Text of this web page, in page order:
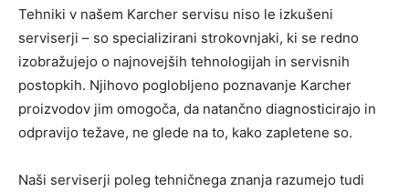
Tehniki v našem Karcher servisu niso le izkušeni
serviserji – so specializirani strokovnjaki, ki se redno
izobražujejo o najnovejših tehnologijah in servisnih
postopkih. Njihovo poglobljeno poznavanje Karcher
proizvodov jim omogoča, da natančno diagnosticirajo in
odpravijo težave, ne glede na to, kako zapletene so.
Naši serviserji poleg tehničnega znanja razumejo tudi